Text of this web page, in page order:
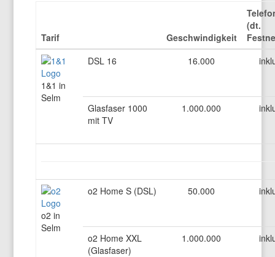
Tarif Geschwindigkeit
(dt.
1&1 in
Selm
DSL 16 16.000
Glasfaser 1000
mit TV
1.000.000
o2 in
Selm
o2 Home S (DSL) 50.000
o2 Home XXL
(Glasfaser)
1.000.000